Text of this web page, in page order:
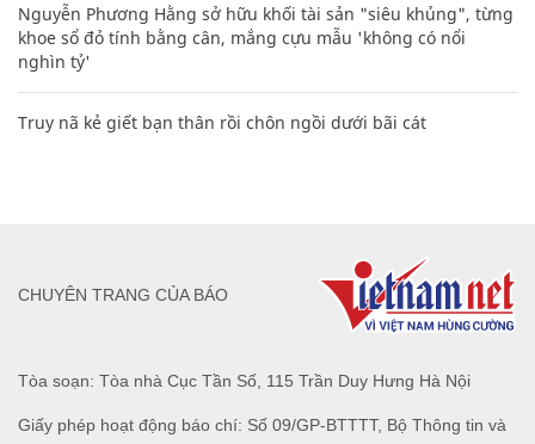
Nguyễn Phương Hằng sở hữu khối tài sản "siêu khủng", từng
khoe sổ đỏ tính bằng cân, mắng cựu mẫu 'không có nổi
nghìn tỷ'
Truy nã kẻ giết bạn thân rồi chôn ngồi dưới bãi cát
Tòa soạn: Tòa nhà Cục Tần Số, 115 Trần Duy Hưng Hà Nội
Giấy phép hoạt động báo chí: Số 09/GP-BTTTT, Bộ Thông tin và
CHUYÊN TRANG CỦA BÁO